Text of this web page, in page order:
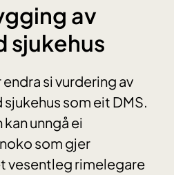
av
sjukehus
si vurdering av
som eit DMS.
unngå ei
som gjer
vesentleg rimelegare